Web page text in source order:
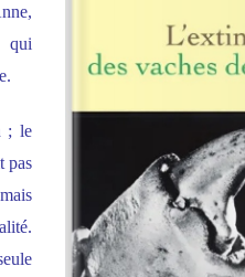
qui
; le
pas